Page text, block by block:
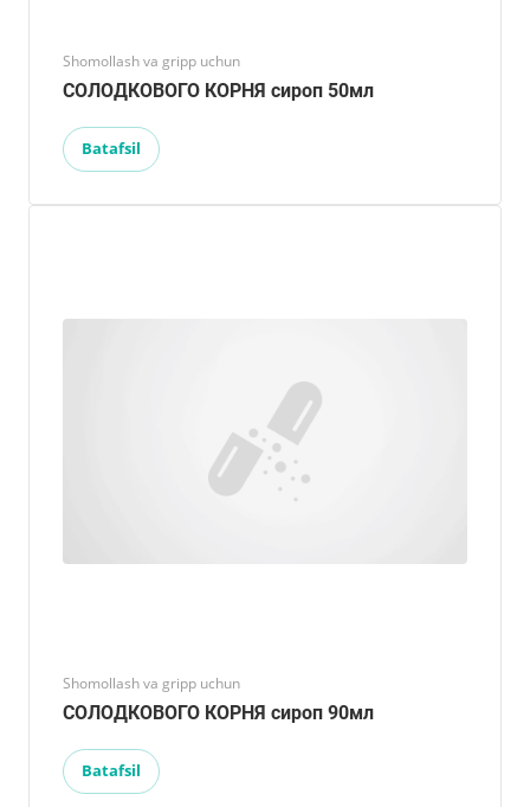
Shomollash va gripp uchun
СОЛОДКОВОГО КОРНЯ сироп 50мл
Batafsil
Shomollash va gripp uchun
СОЛОДКОВОГО КОРНЯ сироп 90мл
Batafsil